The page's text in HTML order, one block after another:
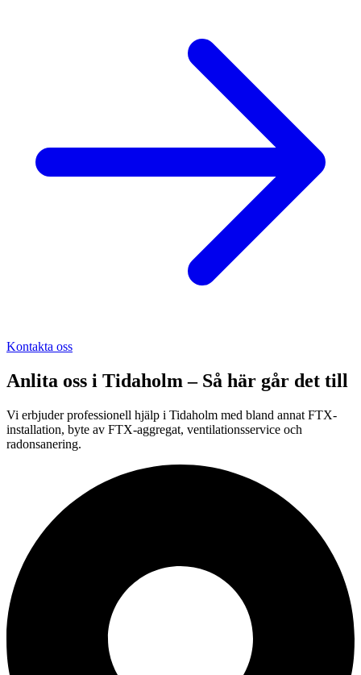
Kontakta oss
Anlita oss i Tidaholm – Så här går det till
Vi erbjuder professionell hjälp i Tidaholm med bland annat FTX-
installation, byte av FTX-aggregat, ventilationsservice och
radonsanering.